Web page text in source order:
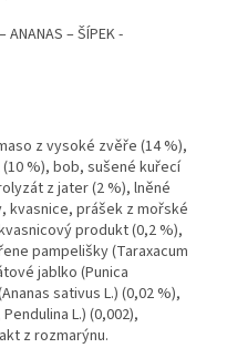
ANANAS – ŠÍPEK -
z vysoké zvěře (14 %),
%), bob, sušené kuřecí
z jater (2 %), lněné
kvasnice, prášek z mořské
produkt (0,2 %),
pampelišky (Taraxacum
jablko (Punica
sativus L.) (0,02 %),
L.) (0,002),
z rozmarýnu.